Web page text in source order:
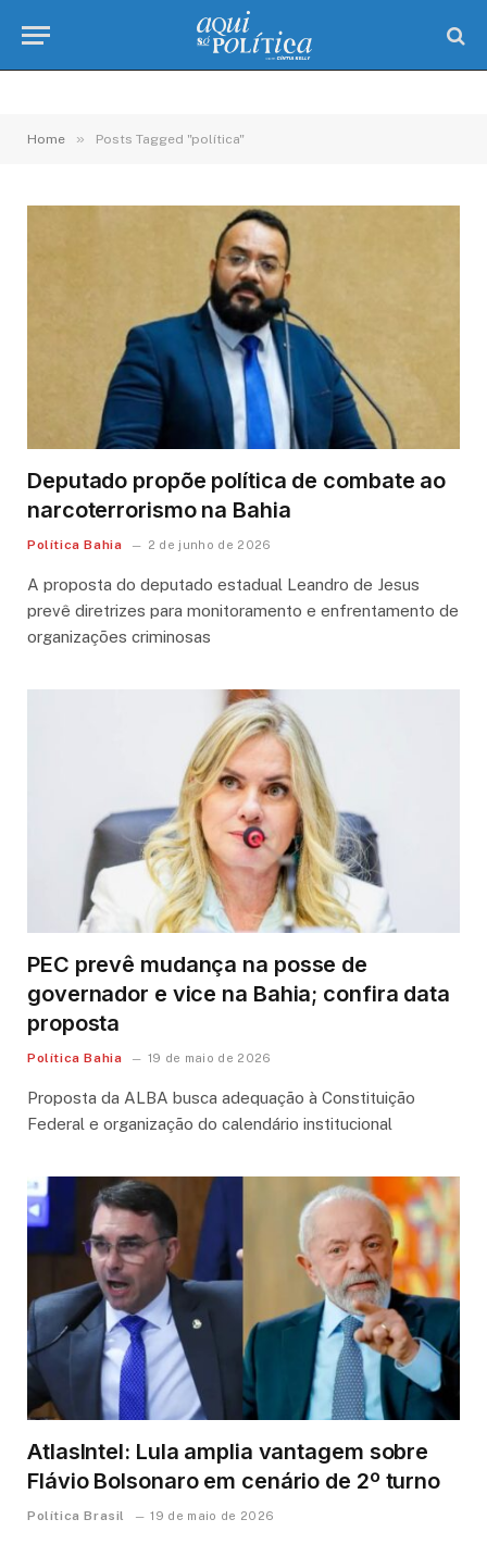
Home » Posts Tagged "política"
Deputado propõe política de combate ao
narcoterrorismo na Bahia
Política Bahia 2 de junho de 2026
A proposta do deputado estadual Leandro de Jesus
prevê diretrizes para monitoramento e enfrentamento de
organizações criminosas
PEC prevê mudança na posse de
governador e vice na Bahia; confira data
proposta
Política Bahia 19 de maio de 2026
Proposta da ALBA busca adequação à Constituição
Federal e organização do calendário institucional
AtlasIntel: Lula amplia vantagem sobre
Flávio Bolsonaro em cenário de 2º turno
Política Brasil 19 de maio de 2026